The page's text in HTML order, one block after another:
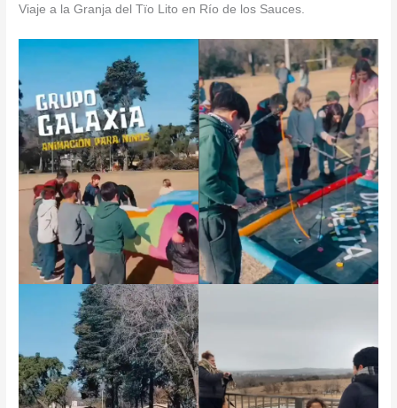
Viaje a la Granja del Tïo Lito en Río de los Sauces.